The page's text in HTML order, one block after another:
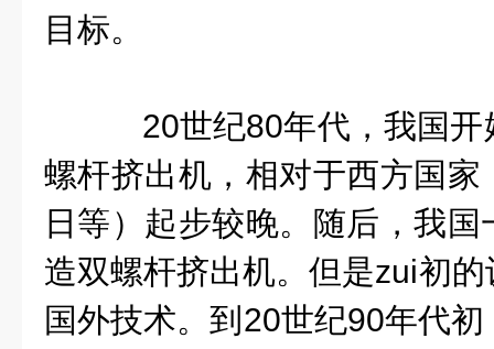
目标。
20世纪80年代，我国开
螺杆挤出机，相对于西方国
日等）起步较晚。随后，我
造双螺杆挤出机。但是zui初
国外技术。到20世纪90年代